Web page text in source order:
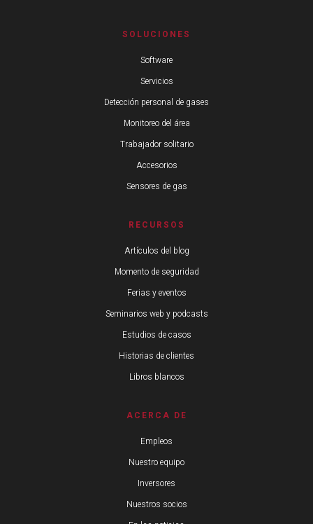
SOLUCIONES
Software
Servicios
Detección personal de gases
Monitoreo del área
Trabajador solitario
Accesorios
Sensores de gas
RECURSOS
Artículos del blog
Momento de seguridad
Ferias y eventos
Seminarios web y podcasts
Estudios de casos
Historias de clientes
Libros blancos
ACERCA DE
Empleos
Nuestro equipo
Inversores
Nuestros socios